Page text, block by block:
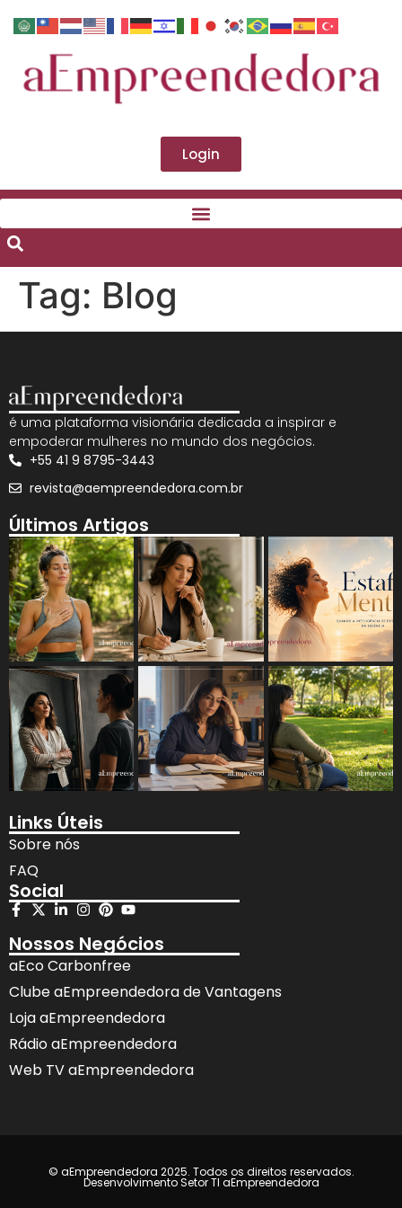
Login
Tag: Blog
é uma plataforma visionária dedicada a inspirar e
empoderar mulheres no mundo dos negócios.
+55 41 9 8795-3443
revista@aempreendedora.com.br
Últimos Artigos
Links Úteis
Sobre nós
FAQ
Social
Nossos Negócios
aEco Carbonfree
Clube aEmpreendedora de Vantagens
Loja aEmpreendedora
Rádio aEmpreendedora
Web TV aEmpreendedora
© aEmpreendedora 2025. Todos os direitos reservados.
Desenvolvimento Setor TI aEmpreendedora